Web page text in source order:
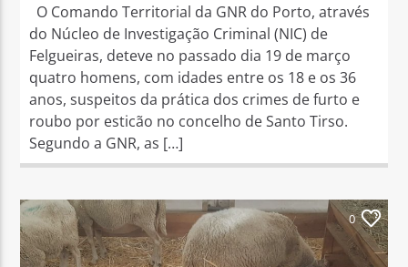
O Comando Territorial da GNR do Porto, através
do Núcleo de Investigação Criminal (NIC) de
Felgueiras, deteve no passado dia 19 de março
quatro homens, com idades entre os 18 e os 36
anos, suspeitos da prática dos crimes de furto e
roubo por esticão no concelho de Santo Tirso.
Segundo a GNR, as […]
0